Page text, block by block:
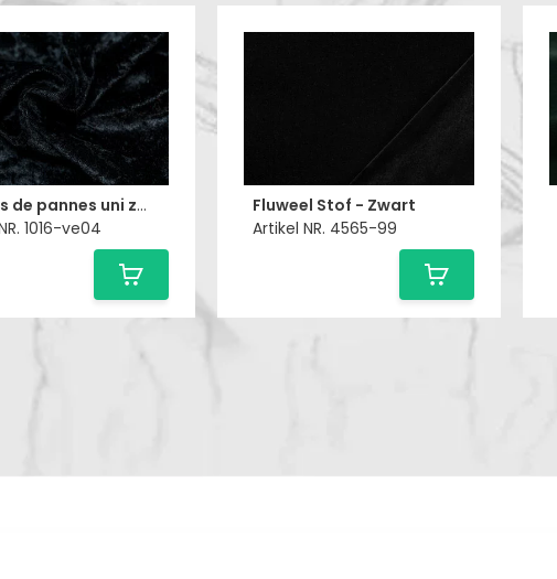
Velours de pannes uni zwart
1016-ve04
Fluweel Stof - Zwart
Artikel NR. 4565-99